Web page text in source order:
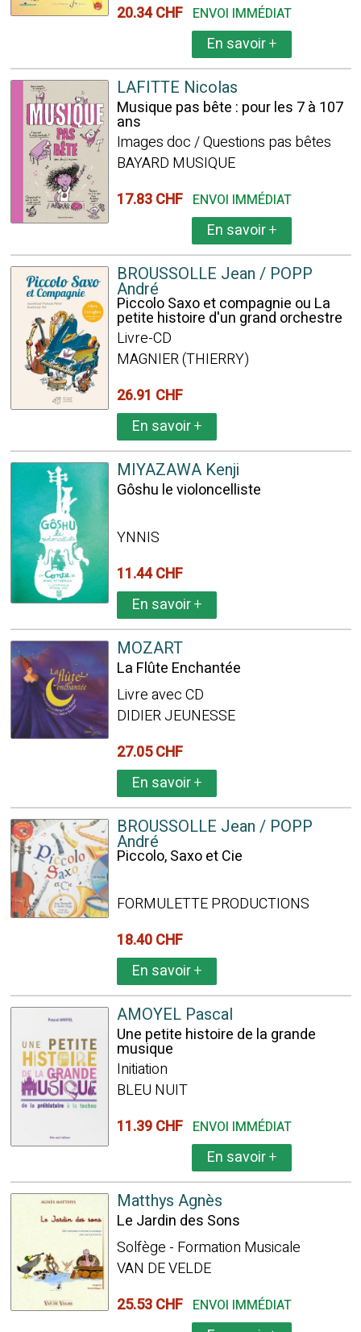
20.34 CHF ENVOI IMMÉDIAT
En savoir+
LAFITTE Nicolas
Musique pas bête : pour les 7 à 107
ans
Images doc / Questions pas bêtes
BAYARD MUSIQUE
17.83 CHF ENVOI IMMÉDIAT
En savoir+
BROUSSOLLE Jean / POPP
André
Piccolo Saxo et compagnie ou La
petite histoire d'un grand orchestre
Livre-CD
MAGNIER (THIERRY)
26.91 CHF
En savoir+
MIYAZAWA Kenji
Gôshu le violoncelliste
YNNIS
11.44 CHF
En savoir+
MOZART
La Flûte Enchantée
Livre avec CD
DIDIER JEUNESSE
27.05 CHF
En savoir+
BROUSSOLLE Jean / POPP
André
Piccolo, Saxo et Cie
FORMULETTE PRODUCTIONS
18.40 CHF
En savoir+
AMOYEL Pascal
Une petite histoire de la grande
musique
Initiation
BLEU NUIT
11.39 CHF ENVOI IMMÉDIAT
En savoir+
Matthys Agnès
Le Jardin des Sons
Solfège - Formation Musicale
VAN DE VELDE
25.53 CHF ENVOI IMMÉDIAT